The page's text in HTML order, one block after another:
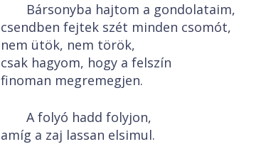
Bársonyba hajtom a gondolataim,
csendben fejtek szét minden csomót,
nem ütök, nem török,
csak hagyom, hogy a felszín
finoman megremegjen.
A folyó hadd folyjon,
amíg a zaj lassan elsimul.